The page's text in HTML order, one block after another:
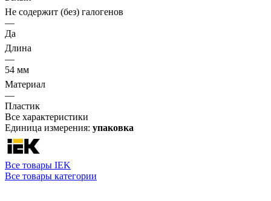
Не содержит (без) галогенов
—
Да
Длина
—
54 мм
Материал
—
Пластик
Все характеристики
Единица измерения: упаковка
Все товары IEK
Все товары категории